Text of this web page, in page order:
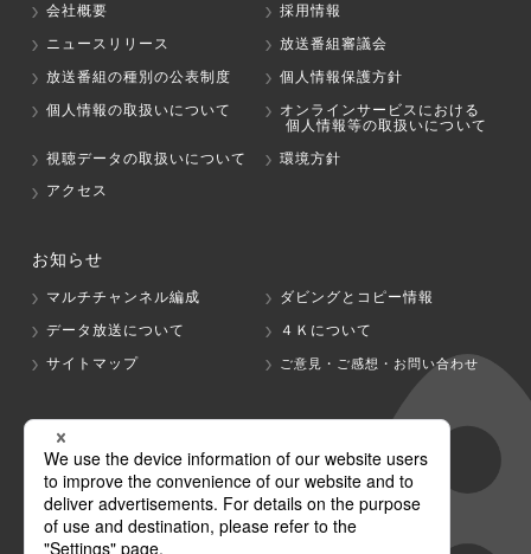
会社概要
採用情報
ニュースリリース
放送番組審議会
放送番組の種別の公表制度
個人情報保護方針
個人情報の取扱いについて
オンラインサービスにおける
個人情報等の取扱いについて
視聴データの取扱いについて
環境方針
アクセス
お知らせ
マルチチャンネル編成
ダビングとコピー情報
データ放送について
４Ｋについて
サイトマップ
ご意見・ご感想・お問い合わせ
グループ会社
テレビ朝日 テレ朝チャンネル